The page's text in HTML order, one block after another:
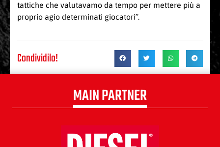
tattiche che valutavamo da tempo per mettere più a
proprio agio determinati giocatori”.
Condividilo!
MAIN PARTNER